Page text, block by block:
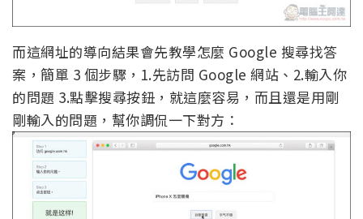
而這網址的導向結果會先教學怎麼 Google 搜尋找答
案，簡單 3 個步驟，1.先訪問 Google 網站、2.輸入你
的問題 3.點擊搜尋按鈕，就這麼容易，而且還是用剛
剛輸入的問題，幫你調侃一下對方：